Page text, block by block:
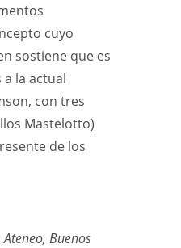
cuyo
sostiene que es
la actual
con tres
Mastelotto)
de los
Buenos